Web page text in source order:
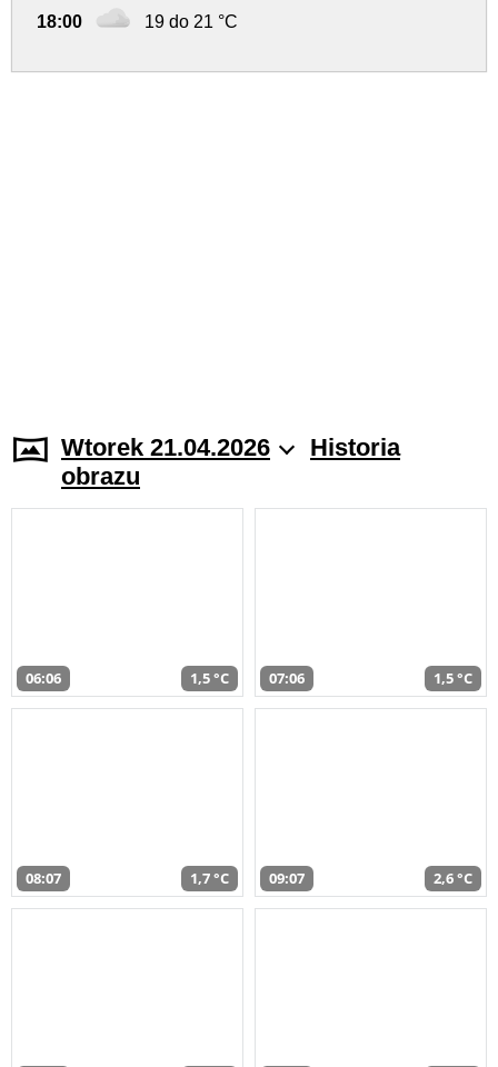
18:00 19 do 21 °C
Wtorek 21.04.2026
Historia
obrazu
06:06 1,5 °C 07:06 1,5 °C
08:07 1,7 °C 09:07 2,6 °C